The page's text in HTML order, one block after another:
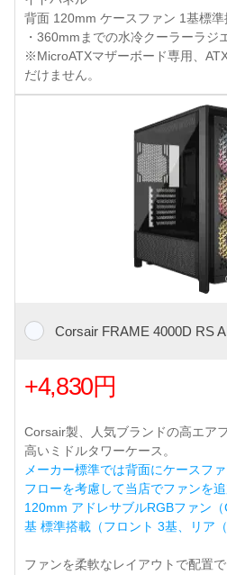
背面 120mm ケースファン 1基標準
・360mmまでの水冷クーラーラジ
※MicroATXマザーボード専用、
だけません。
Corsair FRAME 4000D RS
+4,830円
Corsair製、人気ブランドの高エア
高いミドルタワーケース。
メーカー標準では背面にケースフ
フローを考慮して当店でファンを追
120mm アドレサブルRGBファン
基 標準搭載（フロント 3基、リア
ファンを柔軟なレイアウトで配置